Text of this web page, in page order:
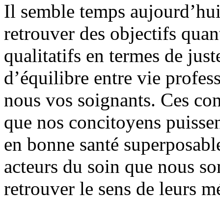
Il semble temps
retrouver des objectifs
qualitatifs en termes de
d’équilibre entre vie
nous vos soignants. Ces
que nos concitoyens
en bonne santé
acteurs du soin que nous
retrouver le sens de leurs